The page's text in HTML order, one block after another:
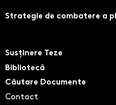
Strategie de combatere a
Susținere Teze
Bibliotecă
Căutare Documente
Contact